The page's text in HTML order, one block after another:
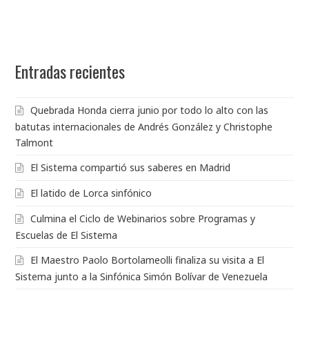
Entradas recientes
Quebrada Honda cierra junio por todo lo alto con las
batutas internacionales de Andrés González y Christophe
Talmont
El Sistema compartió sus saberes en Madrid
El latido de Lorca sinfónico
Culmina el Ciclo de Webinarios sobre Programas y
Escuelas de El Sistema
El Maestro Paolo Bortolameolli finaliza su visita a El
Sistema junto a la Sinfónica Simón Bolívar de Venezuela